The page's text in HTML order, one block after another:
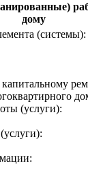
дому
(системы):
(услуги):